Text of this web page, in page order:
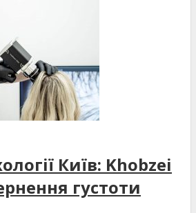
Київ: Khobzei
густоти